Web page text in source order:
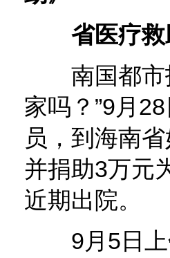
省医疗救
南国都市报
家吗？”9月
员，到海南
并捐助3万元
近期出院。
9月5日上